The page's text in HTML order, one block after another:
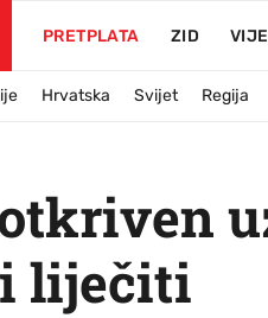
PRETPLATA ZID
Hrvatska Svijet Regija
liječiti